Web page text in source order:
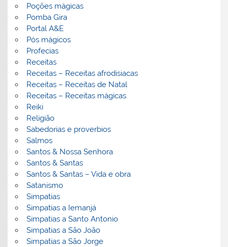
Poções mágicas
Pomba Gira
Portal A&E
Pós mágicos
Profecias
Receitas
Receitas – Receitas afrodisiacas
Receitas – Receitas de Natal
Receitas – Receitas mágicas
Reiki
Religião
Sabedorias e proverbios
Salmos
Santos & Nossa Senhora
Santos & Santas
Santos & Santas – Vida e obra
Satanismo
Simpatias
Simpatias a Iemanjá
Simpatias a Santo Antonio
Simpatias a São João
Simpatias a São Jorge